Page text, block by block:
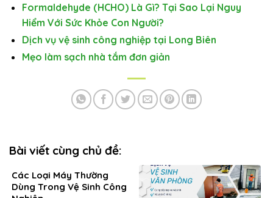
Formaldehyde (HCHO) Là Gì? Tại Sao Lại Nguy
Hiểm Với Sức Khỏe Con Người?
Dịch vụ vệ sinh công nghiệp tại Long Biên
Mẹo làm sạch nhà tắm đơn giản
Bài viết cùng chủ đề:
Các Loại Máy Thường
Dùng Trong Vệ Sinh Công